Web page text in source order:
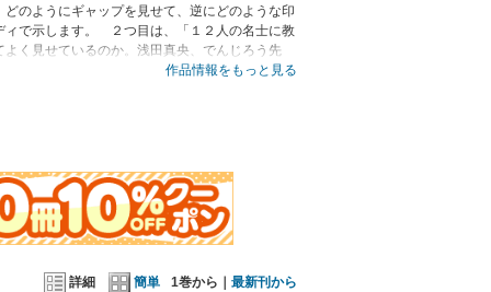
のようにギャップを見せて、逆にどのような印
ィで示します。 ２つ目は、「１２人の名士に教
く見せているのか。浅田真央、でんじろう先
れます。例えばカラスは反面教師として登場。
け取られる。鳩のように、もともと良い印象で
がしこいと思われてしまうのです。 以上はほ
作品情報をもっと見る
詳細 簡単 1巻から｜ 最新刊から